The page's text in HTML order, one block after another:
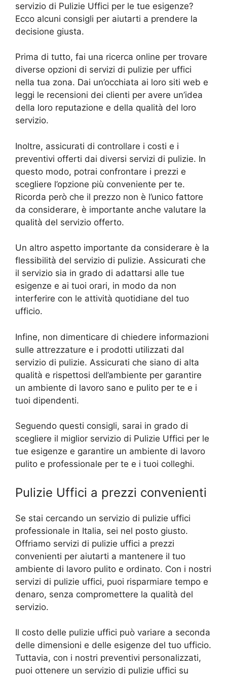
servizio di Pulizie Uffici per le tue esigenze?
Ecco alcuni consigli per aiutarti a prendere la
decisione giusta.
Prima di tutto, fai una ricerca online per trovare
diverse opzioni di servizi di pulizie per uffici
nella tua zona. Dai un’occhiata ai loro siti web e
leggi le recensioni dei clienti per avere un’idea
della loro reputazione e della qualità del loro
servizio.
Inoltre, assicurati di controllare i costi e i
preventivi offerti dai diversi servizi di pulizie. In
questo modo, potrai confrontare i prezzi e
scegliere l’opzione più conveniente per te.
Ricorda però che il prezzo non è l’unico fattore
da considerare, è importante anche valutare la
qualità del servizio offerto.
Un altro aspetto importante da considerare è la
flessibilità del servizio di pulizie. Assicurati che
il servizio sia in grado di adattarsi alle tue
esigenze e ai tuoi orari, in modo da non
interferire con le attività quotidiane del tuo
ufficio.
Infine, non dimenticare di chiedere informazioni
sulle attrezzature e i prodotti utilizzati dal
servizio di pulizie. Assicurati che siano di alta
qualità e rispettosi dell’ambiente per garantire
un ambiente di lavoro sano e pulito per te e i
tuoi dipendenti.
Seguendo questi consigli, sarai in grado di
scegliere il miglior servizio di Pulizie Uffici per le
tue esigenze e garantire un ambiente di lavoro
pulito e professionale per te e i tuoi colleghi.
Pulizie Uffici a prezzi convenienti
Se stai cercando un servizio di pulizie uffici
professionale in Italia, sei nel posto giusto.
Offriamo servizi di pulizie uffici a prezzi
convenienti per aiutarti a mantenere il tuo
ambiente di lavoro pulito e ordinato. Con i nostri
servizi di pulizie uffici, puoi risparmiare tempo e
denaro, senza compromettere la qualità del
servizio.
Il costo delle pulizie uffici può variare a seconda
delle dimensioni e delle esigenze del tuo ufficio.
Tuttavia, con i nostri preventivi personalizzati,
puoi ottenere un servizio di pulizie uffici su